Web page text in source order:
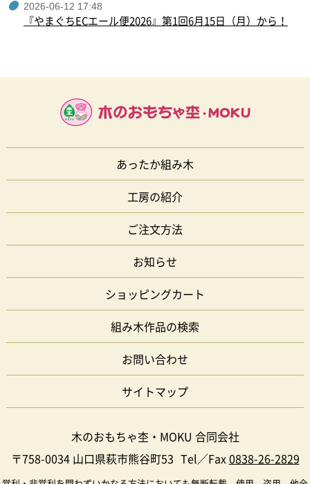
2026-06-12 17:48
『やまぐちECエール便2026』第1回6月15日（月）から！
あったか組み木
工房の紹介
ご注文方法
お知らせ
ショッピングカート
組み木作品の検索
お問い合わせ
サイトマップ
木のおもちゃ杢・MOKU 合同会社
〒758-0034 山口県萩市熊谷町53 Tel／Fax0838-26-2829